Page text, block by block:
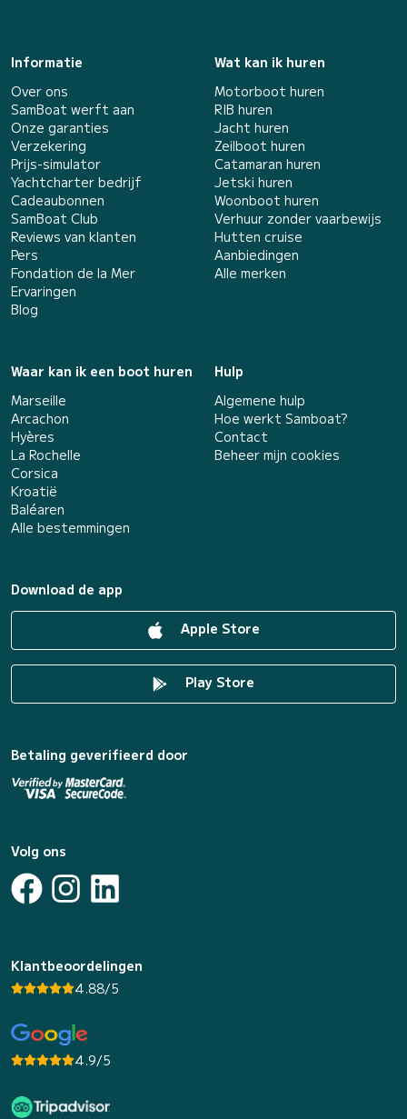
Informatie
Over ons
SamBoat werft aan
Onze garanties
Verzekering
Prijs-simulator
Yachtcharter bedrijf
Cadeaubonnen
SamBoat Club
Reviews van klanten
Pers
Fondation de la Mer
Ervaringen
Blog
Wat kan ik huren
Motorboot huren
RIB huren
Jacht huren
Zeilboot huren
Catamaran huren
Jetski huren
Woonboot huren
Verhuur zonder vaarbewijs
Hutten cruise
Aanbiedingen
Alle merken
Waar kan ik een boot huren
Marseille
Arcachon
Hyères
La Rochelle
Corsica
Kroatië
Baléaren
Alle bestemmingen
Hulp
Algemene hulp
Hoe werkt Samboat?
Contact
Beheer mijn cookies
Download de app
Apple Store
Play Store
Betaling geverifieerd door
Volg ons
Klantbeoordelingen
4.88/5
4.9/5